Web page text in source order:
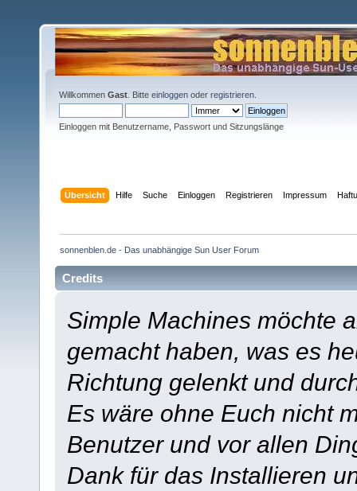
Willkommen Gast . Bitte einloggen oder registrieren
Einloggen mit Benutzername, Passwort und Sitzungslänge
Übersicht Hilfe Suche Einloggen Registrieren Impressum
sonnenblen.de - Das unabhängige Sun User Forum
Credits
Simple Machines möchte
gemacht haben, was es
Richtung gelenkt und
Es wäre ohne Euch nicht
Benutzer und vor allen
Dank für das Installieren